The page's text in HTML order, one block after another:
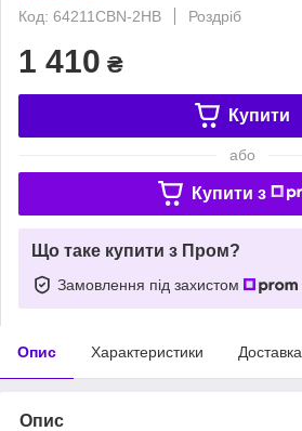
Код: 64211CBN-2HB
Роздріб
1 410 ₴
Купити
або
Купити з
Що таке купити з Пром?
Замовлення під захистом
Опис Характеристики Доставка
Опис